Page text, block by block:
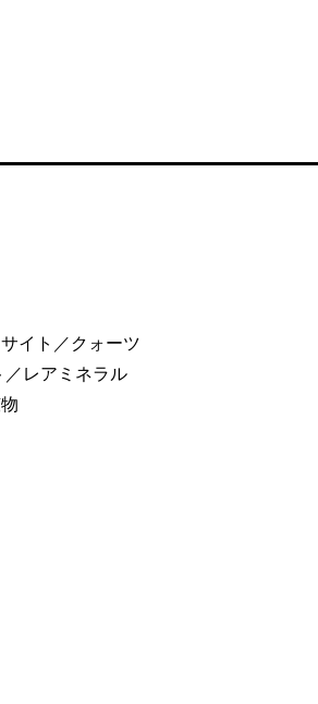
イト／クォーツ
レアミネラル